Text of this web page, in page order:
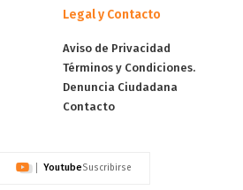
Legal y Contacto
Aviso de Privacidad
Términos y Condiciones.
Denuncia Ciudadana
Contacto
YoutubeSuscribirse